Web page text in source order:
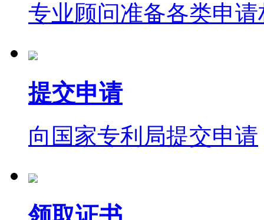
专业顾问准备各类申请
提交申请
向国家专利局提交申请